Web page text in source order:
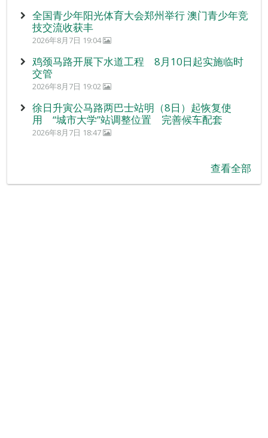
全国青少年阳光体育大会郑州举行 澳门青少年竞
技交流收获丰
2026年8月7日 19:04
鸡颈马路开展下水道工程 8月10日起实施临时
交管
2026年8月7日 19:02
徐日升寅公马路两巴士站明（8日）起恢复使
用 “城市大学”站调整位置 完善候车配套
2026年8月7日 18:47
查看全部